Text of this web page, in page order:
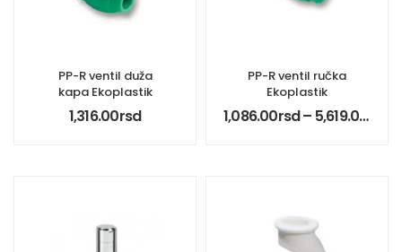
PP-R ventil duža
kapa Ekoplastik
1,316.00rsd
PP-R ventil ručka
Ekoplastik
1,086.00rsd– 5,619.00 rsd